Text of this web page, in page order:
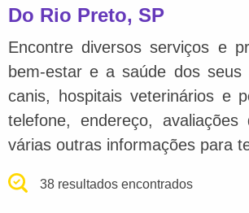
Do Rio Preto, SP
Encontre diversos serviços e
bem-estar e a saúde dos seus
canis, hospitais veterinários e
telefone, endereço,
várias outras informações para
38 resultados encontrados